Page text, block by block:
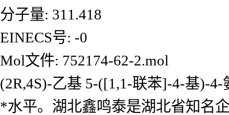
分子量: 311.418
EINECS号: -0
Mol文件: 752174-62-2.mol
(2R,4S)-乙基 5-([1,1-联苯]-4-基)-
*水平。湖北鑫鸣泰是湖北省知名